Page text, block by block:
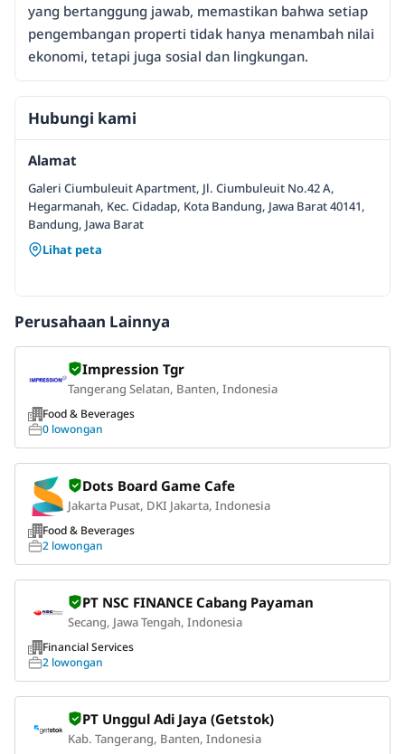
yang bertanggung jawab, memastikan bahwa setiap
pengembangan properti tidak hanya menambah nilai
ekonomi, tetapi juga sosial dan lingkungan.
Hubungi kami
Alamat
Galeri Ciumbuleuit Apartment, Jl. Ciumbuleuit No.42 A,
Hegarmanah, Kec. Cidadap, Kota Bandung, Jawa Barat 40141,
Bandung, Jawa Barat
Lihat peta
Perusahaan Lainnya
Impression Tgr
Tangerang Selatan, Banten, Indonesia
Food & Beverages
0 lowongan
Dots Board Game Cafe
Jakarta Pusat, DKI Jakarta, Indonesia
Food & Beverages
2 lowongan
PT NSC FINANCE Cabang Payaman
Secang, Jawa Tengah, Indonesia
Financial Services
2 lowongan
PT Unggul Adi Jaya (Getstok)
Kab. Tangerang, Banten, Indonesia